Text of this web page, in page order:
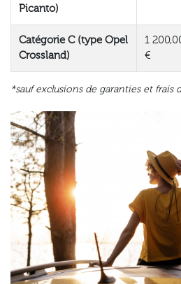
Picanto)
Catégorie C (type Opel
Crossland)
1
€
*sauf exclusions de garanties et frais